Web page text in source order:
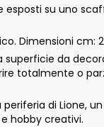
esposti su uno
Dimensioni cm:
superficie da
totalmente o
periferia di Lione,
hobby creativi.